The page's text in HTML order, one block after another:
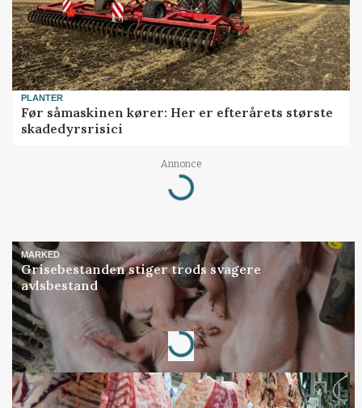
PLANTER
Før såmaskinen kører: Her er efterårets største
skadedyrsrisici
Annonce
Loading...
MARKED
Grisebestanden stiger trods svagere
avlsbestand
Annonce
Loading...